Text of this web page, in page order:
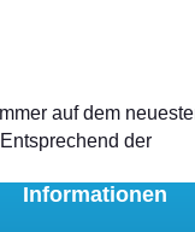
auf dem
der
Informationen